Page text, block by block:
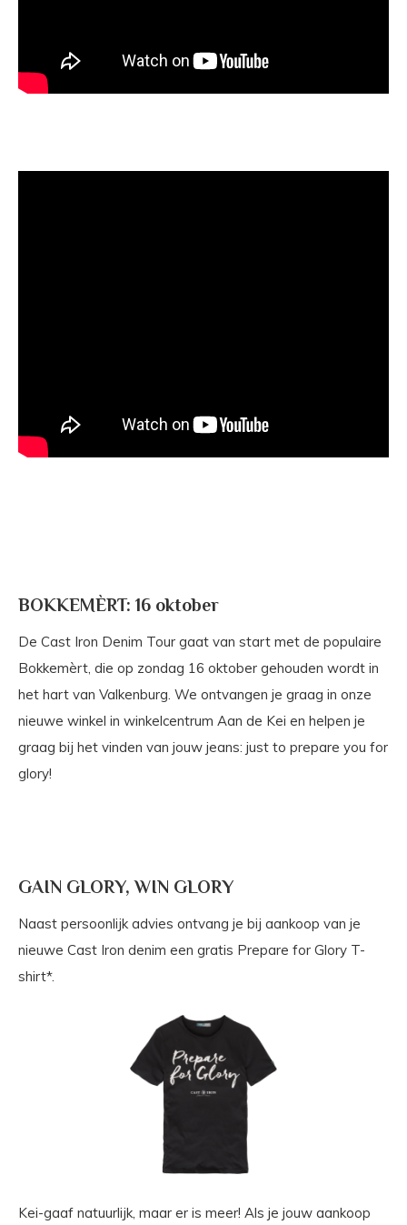
BOKKEMÈRT: 16 oktober
De Cast Iron Denim Tour gaat van start met de populaire
Bokkemèrt, die op zondag 16 oktober gehouden wordt in
het hart van Valkenburg. We ontvangen je graag in onze
nieuwe winkel in winkelcentrum Aan de Kei en helpen je
graag bij het vinden van jouw jeans: just to prepare you for
glory!
GAIN GLORY, WIN GLORY
Naast persoonlijk advies ontvang je bij aankoop van je
nieuwe Cast Iron denim een gratis Prepare for Glory T-
shirt*.
Kei-gaaf natuurlijk, maar er is meer! Als je jouw aankoop